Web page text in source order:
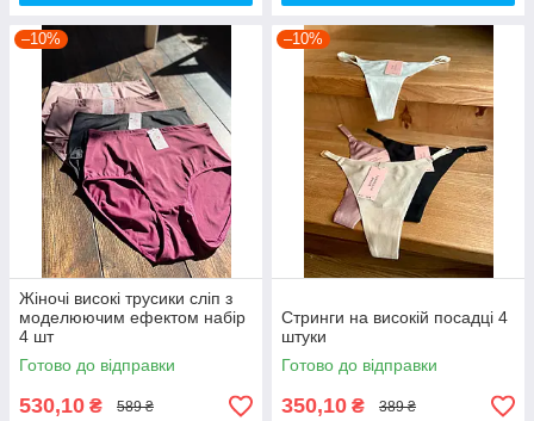
–10%
Жіночі високі трусики сліп з
моделюючим ефектом набір
4 шт
Готово до відправки
530,10 ₴ 589 ₴
–10%
Стринги на високій посадці 4
штуки
Готово до відправки
350,10 ₴ 389 ₴